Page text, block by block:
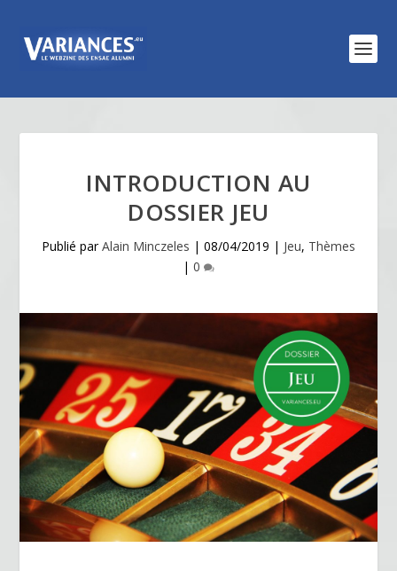
INTRODUCTION AU
DOSSIER JEU
Publié parAlain Minczeles | 08/04/2019 | Jeu, Thèmes
| 0